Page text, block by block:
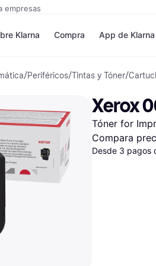
empresas
Klarna
Formas de
Paga ahora
Paga en 3 plazos
Paga en 30 días
Financiación
Klarna en Apple
Compra
Tiendas
Shein
Zalando
Zara
JD Sports
App de Klarna
/Periféricos/Tintas y Tóner/
Xerox
Tóner for
Compara
Desde 3 pagos